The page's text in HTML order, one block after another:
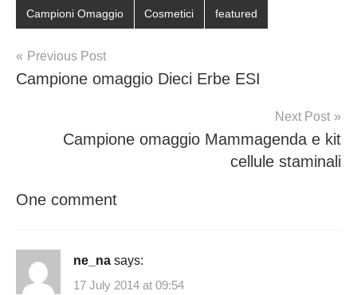
Campioni Omaggio Cosmetici featured
Post
navigation
Previous Post
Campione omaggio Dieci Erbe ESI
Next Post
Campione omaggio Mammagenda e kit
cellule staminali
One comment
ne_na says:
17 July 2014 at 09:54